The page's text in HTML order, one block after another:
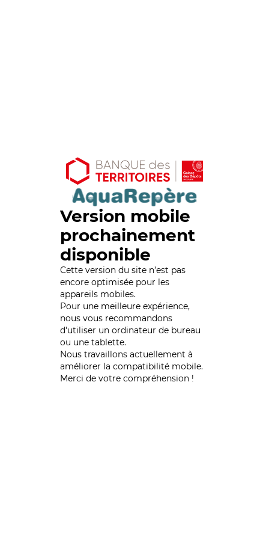
Version mobile
prochainement
disponible
Cette version du site n’est pas
encore optimisée pour les
appareils mobiles.
Pour une meilleure expérience,
nous vous recommandons
d'utiliser un ordinateur de bureau
ou une tablette.
Nous travaillons actuellement à
améliorer la compatibilité mobile.
Merci de votre compréhension !